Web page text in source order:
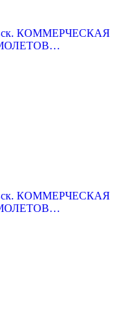
КОММЕРЧЕСКАЯ
КОММЕРЧЕСКАЯ